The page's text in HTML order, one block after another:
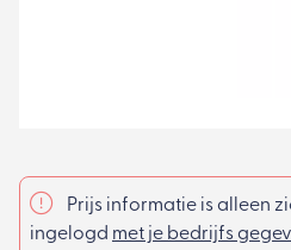
Prijs informatie is alleen
ingelogd met je bedrijfs